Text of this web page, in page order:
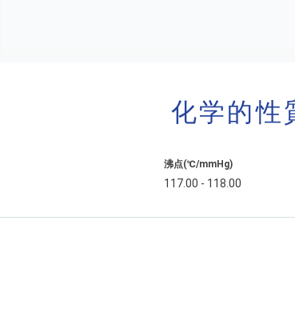
化学的性
沸点(℃/mmHg)
117.00 - 118.00